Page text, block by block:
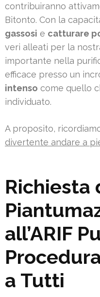
contribuiranno
Bitonto. Con la
gassosi e catturare
veri alleati per la
importante nella
efficace presso un
intenso come quello
individuato.
A proposito,
divertente andare a
Richiesta
all’ARIF
a Tutti